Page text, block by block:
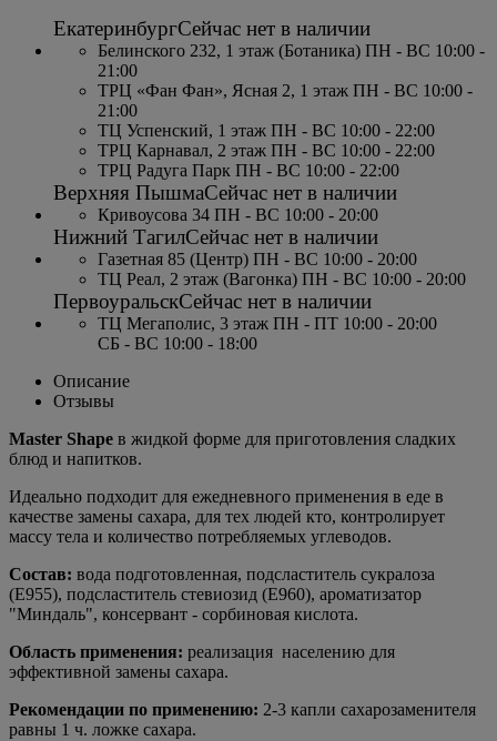
ЕкатеринбургСейчас нет в наличии
Белинского 232, 1 этаж (Ботаника) ПН - ВС 10:00 -
21:00
ТРЦ «Фан Фан», Ясная 2, 1 этаж ПН - ВС 10:00 -
21:00
ТЦ Успенский, 1 этаж ПН - ВС 10:00 - 22:00
ТРЦ Карнавал, 2 этаж ПН - ВС 10:00 - 22:00
ТРЦ Радуга Парк ПН - ВС 10:00 - 22:00
Верхняя ПышмаСейчас нет в наличии
Кривоусова 34 ПН - ВС 10:00 - 20:00
Нижний ТагилСейчас нет в наличии
Газетная 85 (Центр) ПН - ВС 10:00 - 20:00
ТЦ Реал, 2 этаж (Вагонка) ПН - ВС 10:00 - 20:00
ПервоуральскСейчас нет в наличии
ТЦ Мегаполис, 3 этаж ПН - ПТ 10:00 - 20:00
СБ - ВС 10:00 - 18:00
Описание
Отзывы
Master Shape в жидкой форме для приготовления сладких
блюд и напитков.
Идеально подходит для ежедневного применения в еде в
качестве замены сахара, для тех людей кто, контролирует
массу тела и количество потребляемых углеводов.
Состав: вода подготовленная, подсластитель сукралоза
(Е955), подсластитель стевиозид (Е960), ароматизатор
"Миндаль", консервант - сорбиновая кислота.
Область применения: реализация населению для
эффективной замены сахара.
Рекомендации по применению: 2-3 капли сахарозаменителя
равны 1 ч. ложке сахара.